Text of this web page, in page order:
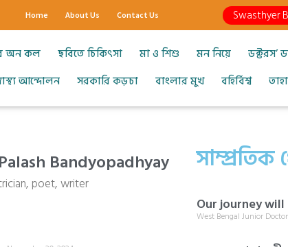
Home About Us Contact Us Swasthyer
অন কল ছবিতে চিকিৎসা মা ও শিশু মন নিয়ে ডক্টরস’
আন্দোলন
সরকারি কড়চা বাংলার মুখ বহির্বিশ্ব
Bandyopadhyay
poet, writer
সাম্প্রতিক
Our journey
West Bengal Junior